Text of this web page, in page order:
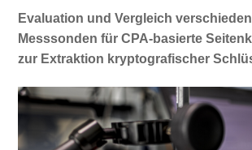
Evaluation und Vergleich
Messsonden für CPA-basierte
zur Extraktion kryptografischer